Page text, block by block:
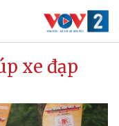
xe đạp